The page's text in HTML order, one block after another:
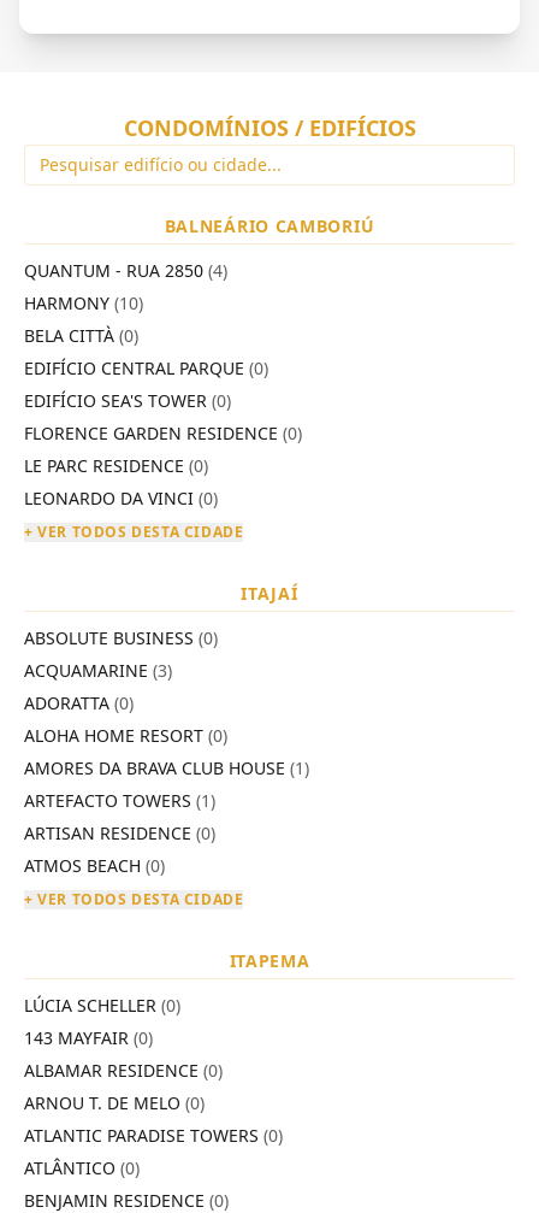
CONDOMÍNIOS / EDIFÍCIOS
BALNEÁRIO CAMBORIÚ
QUANTUM - RUA 2850 (4)
HARMONY (10)
BELA CITTÀ (0)
EDIFÍCIO CENTRAL PARQUE (0)
EDIFÍCIO SEA'S TOWER (0)
FLORENCE GARDEN RESIDENCE (0)
LE PARC RESIDENCE (0)
LEONARDO DA VINCI (0)
+ VER TODOS DESTA CIDADE
ITAJAÍ
ABSOLUTE BUSINESS (0)
ACQUAMARINE (3)
ADORATTA (0)
ALOHA HOME RESORT (0)
AMORES DA BRAVA CLUB HOUSE (1)
ARTEFACTO TOWERS (1)
ARTISAN RESIDENCE (0)
ATMOS BEACH (0)
+ VER TODOS DESTA CIDADE
ITAPEMA
LÚCIA SCHELLER (0)
143 MAYFAIR (0)
ALBAMAR RESIDENCE (0)
ARNOU T. DE MELO (0)
ATLANTIC PARADISE TOWERS (0)
ATLÂNTICO (0)
BENJAMIN RESIDENCE (0)